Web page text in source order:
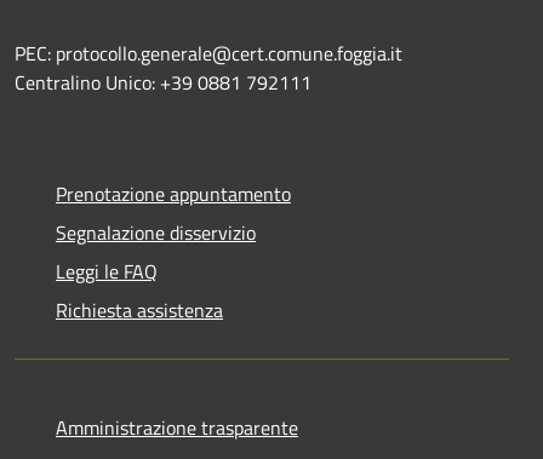
PEC: protocollo.generale@cert.comune.foggia.it
Centralino Unico: +39 0881 792111
Prenotazione appuntamento
Segnalazione disservizio
Leggi le FAQ
Richiesta assistenza
Amministrazione trasparente